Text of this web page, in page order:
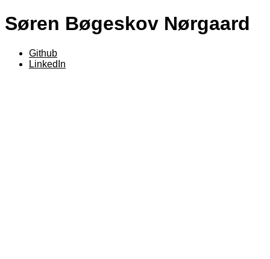
Søren Bøgeskov Nørgaard
Github
LinkedIn